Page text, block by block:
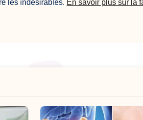
les indésirables. En savoir plus sur la